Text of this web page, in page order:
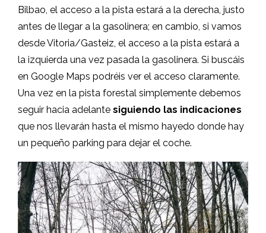
Bilbao, el acceso a la pista estará a la derecha, justo
antes de llegar a la gasolinera; en cambio, si vamos
desde Vitoria/Gasteiz, el acceso a la pista estará a
la izquierda una vez pasada la gasolinera. Si buscáis
en Google Maps podréis ver el acceso claramente.
Una vez en la pista forestal simplemente debemos
seguir hacia adelante siguiendo las indicaciones
que nos llevarán hasta el mismo hayedo donde hay
un pequeño parking para dejar el coche.